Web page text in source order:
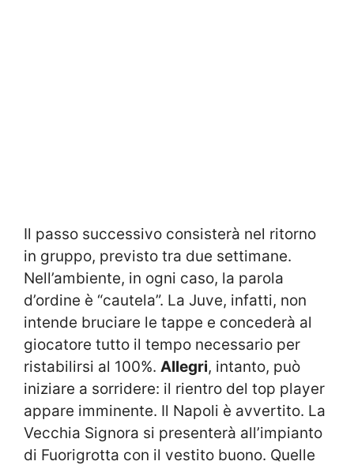
Il passo successivo consisterà nel ritorno
in gruppo, previsto tra due settimane.
Nell’ambiente, in ogni caso, la parola
d’ordine è “cautela”. La Juve, infatti, non
intende bruciare le tappe e concederà al
giocatore tutto il tempo necessario per
ristabilirsi al 100%. Allegri, intanto, può
iniziare a sorridere: il rientro del top player
appare imminente. Il Napoli è avvertito. La
Vecchia Signora si presenterà all’impianto
di Fuorigrotta con il vestito buono. Quelle